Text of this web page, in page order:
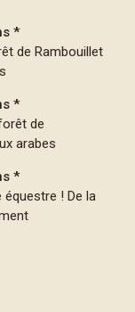
*
de Rambouillet
*
de
arabes
*
! De la